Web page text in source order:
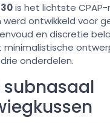
is het lichtste
werd ontwikkeld voor
en discretie
minimalistische
onderdelen.
subnasaal